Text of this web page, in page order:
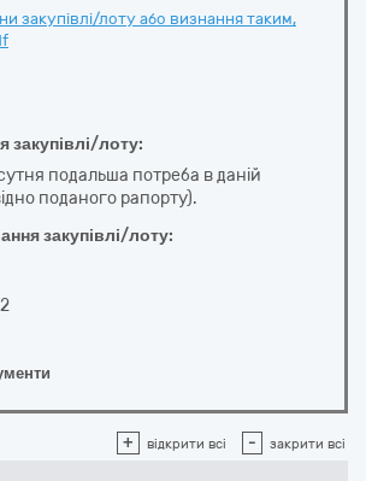
закупівлі/лоту або визнання таким,
закупівлі/лоту:
подальша потреба в даній
поданого рапорту).
закупівлі/лоту:
+ відкрити всі - закрити всі